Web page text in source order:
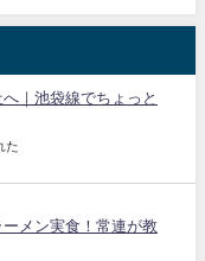
｜池袋線でちょっと
た
メン実食！常連が教